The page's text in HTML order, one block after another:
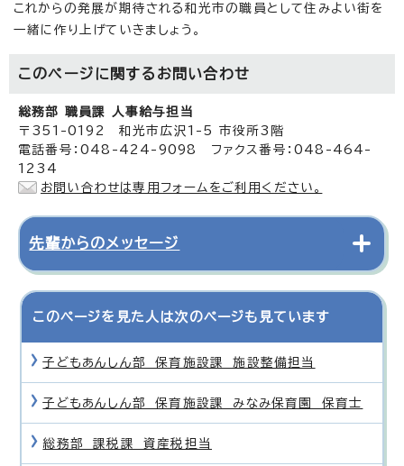
これからの発展が期待される和光市の職員として住みよい街を
一緒に作り上げていきましょう。
このページに関する お問い合わせ
総務部 職員課 人事給与担当
〒351-0192 和光市広沢1-5 市役所3階
電話番号：048-424-9098 ファクス番号：048-464-
1234
お問い合わせは専用フォームをご利用ください。
先輩からのメッセージ
このページを見た人は次のページも見ています
子どもあんしん部 保育施設課 施設整備担当
子どもあんしん部 保育施設課 みなみ保育園 保育士
総務部 課税課 資産税担当